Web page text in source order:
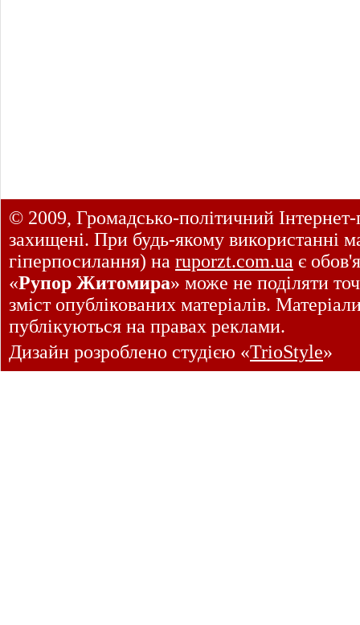
© 2009, Громадсько-політичний
захищені. При будь-якому використанні
гіперпосилання) на ruporzt.com.ua є
«Рупор Житомира» може не поділяти
зміст опублікованих матеріалів.
публікуються на правах реклами.
Дизайн розроблено студією «TrioStyle»